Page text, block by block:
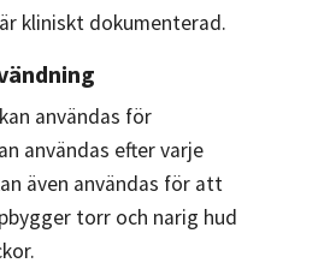
kliniskt dokumenterad.
användas för
användas efter varje
även användas för att
torr och narig hud